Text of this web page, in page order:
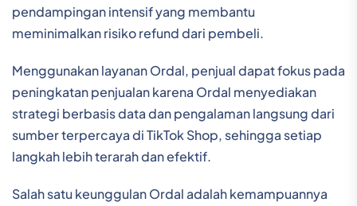
pendampingan intensif yang membantu
meminimalkan risiko refund dari pembeli.
Menggunakan layanan Ordal, penjual dapat fokus pada
peningkatan penjualan karena Ordal menyediakan
strategi berbasis data dan pengalaman langsung dari
sumber terpercaya di TikTok Shop, sehingga setiap
langkah lebih terarah dan efektif.
Salah satu keunggulan Ordal adalah kemampuannya